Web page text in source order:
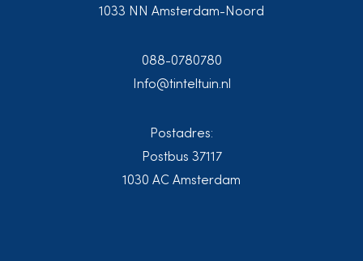
1033 NN Amsterdam-Noord
088-0780780
Info@tinteltuin.nl
Postadres:
Postbus 37117
1030 AC Amsterdam